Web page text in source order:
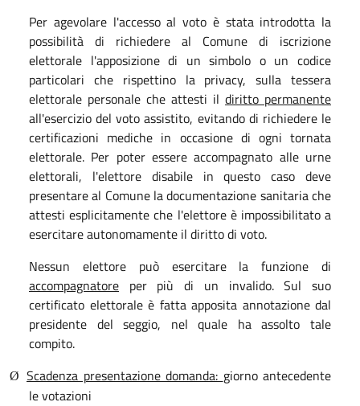
Per agevolare l'accesso al voto è stata introdotta la
possibilità di richiedere al Comune di iscrizione
elettorale l'apposizione di un simbolo o un codice
particolari che rispettino la privacy, sulla tessera
elettorale personale che attesti il diritto permanente
all'esercizio del voto assistito, evitando di richiedere le
certificazioni mediche in occasione di ogni tornata
elettorale. Per poter essere accompagnato alle urne
elettorali, l'elettore disabile in questo caso deve
presentare al Comune la documentazione sanitaria che
attesti esplicitamente che l'elettore è impossibilitato a
esercitare autonomamente il diritto di voto.
Nessun elettore può esercitare la funzione di
accompagnatore per più di un invalido. Sul suo
certificato elettorale è fatta apposita annotazione dal
presidente del seggio, nel quale ha assolto tale
compito.
Ø Scadenza presentazione domanda: giorno antecedente
le votazioni